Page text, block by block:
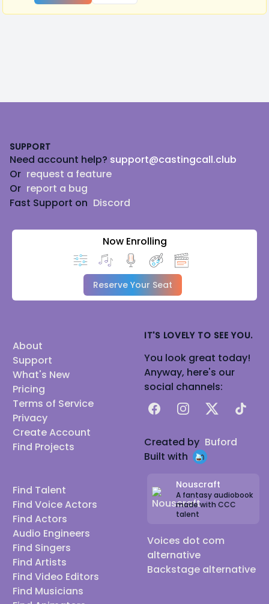
SUPPORT
Need account help? support@castingcall.club
Or request a feature
Or report a bug
Fast Support on Discord
Now Enrolling
Reserve Your Seat
About
Support
What's New
Pricing
Terms of Service
Privacy
Create Account
Find Projects
Find Talent
Find Voice Actors
Find Actors
Audio Engineers
Find Singers
Find Artists
Find Video Editors
Find Musicians
IT'S LOVELY TO SEE YOU.
You look great today!
Anyway, here's our
social channels:
FacebookInstagram
X TikTok
Created by Buford
Built with
Nouscraft
A fantasy audiobook
made with CCC
talent
Voices dot com
alternative
Backstage alternative